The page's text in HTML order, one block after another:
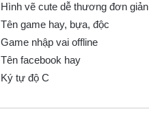
Hình vẽ cute dễ thương đơn giản
Tên game hay, bựa, độc
Game nhập vai offline
Tên facebook hay
Ký tự độ C